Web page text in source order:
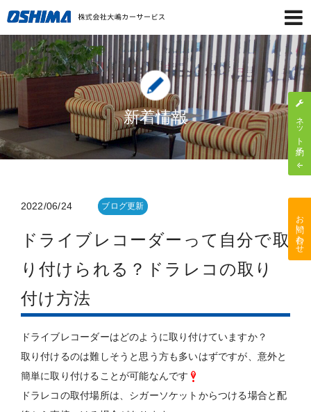
新着情報
2022/06/24 ブログ更新
ドライブレコーダーって自分で取
り付けられる？ドラレコの取り
付け方法
ドライブレコーダーはどのように取り付けていますか？
取り付けるのは難しそうと思う方も多いはずですが、意外と
簡単に取り付けることが可能なんです
ドラレコの取付場所は、シガーソケットからつける場合と配
ネット予約
お問い合わせ